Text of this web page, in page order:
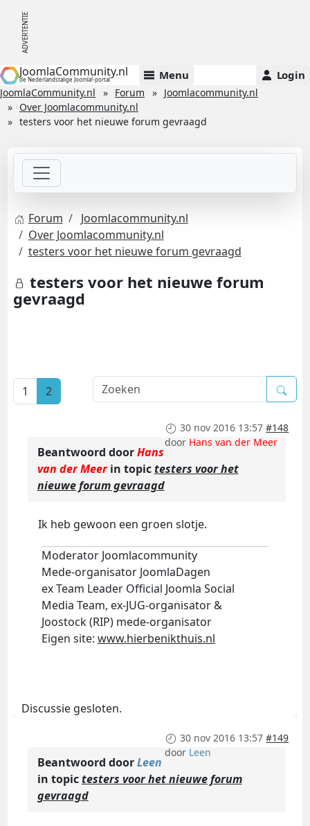
JoomlaCommunity.nl
de Nederlandstalige Joomla!-portal Menu Login
JoomlaCommunity.nl Forum
Joomlacommunity.nl
Over Joomlacommunity.nl
testers voor het nieuwe forum gevraagd
Forum
Joomlacommunity.nl
Over Joomlacommunity.nl
testers voor het nieuwe forum gevraagd
testers voor het nieuwe forum
gevraagd
1 2
30 nov 2016 13:57 #148
door Hans van der Meer
Beantwoord doorHans
van der Meerin topictesters voor het
nieuwe forum gevraagd
Ik heb gewoon een groen slotje.
Moderator Joomlacommunity
Mede-organisator JoomlaDagen
ex Team Leader Official Joomla Social
Media Team, ex-JUG-organisator &
Joostock (RIP) mede-organisator
Eigen site: www.hierbenikthuis.nl
Discussie gesloten.
30 nov 2016 13:57 #149
door Leen
Beantwoord doorLeen
in topictesters voor het nieuwe forum
gevraagd